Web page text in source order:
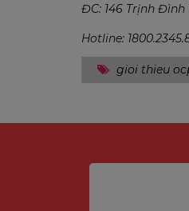
ĐC: 146 Trịnh Đình
Hotline:
gioi thieu